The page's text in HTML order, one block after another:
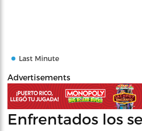
Last Minute
Advertisements
Enfrentados los